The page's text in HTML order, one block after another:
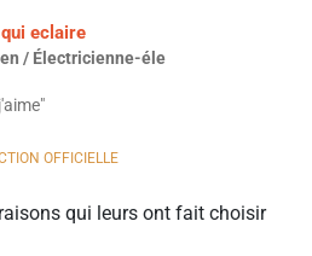
eclaire
/ Électricienne-éle
OFFICIELLE
qui leurs ont fait choisir